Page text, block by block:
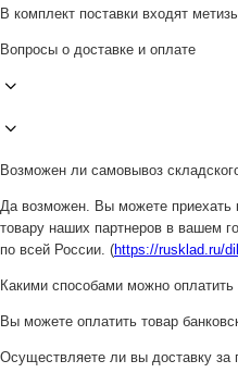
В комплект поставки входят
Вопросы о доставке и оплате
Возможен ли самовывоз
Да возможен. Вы можете приехать
товару наших партнеров в вашем
по всей России. (https://rusklad.ru/
Какими способами можно оплатить
Вы можете оплатить товар
Осуществляете ли вы доставку